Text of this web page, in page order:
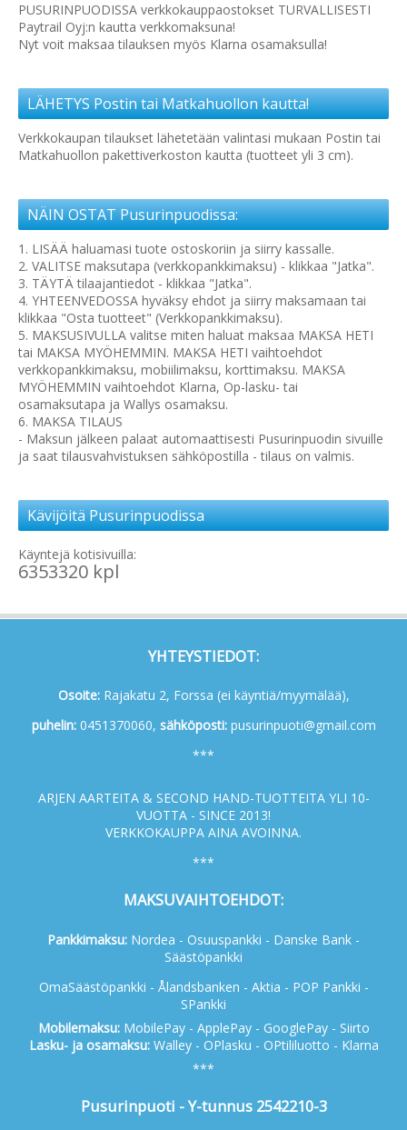
PUSURINPUODISSA verkkokauppaostokset TURVALLISESTI
Paytrail Oyj:n kautta verkkomaksuna!
Nyt voit maksaa tilauksen myös Klarna osamaksulla!
LÄHETYS Postin tai Matkahuollon kautta!
Verkkokaupan tilaukset lähetetään valintasi mukaan Postin tai
Matkahuollon pakettiverkoston kautta (tuotteet yli 3 cm).
NÄIN OSTAT Pusurinpuodissa:
1. LISÄÄ haluamasi tuote ostoskoriin ja siirry kassalle.
2. VALITSE maksutapa (verkkopankkimaksu) - klikkaa "Jatka".
3. TÄYTÄ tilaajantiedot - klikkaa "Jatka".
4. YHTEENVEDOSSA hyväksy ehdot ja siirry maksamaan tai
klikkaa "Osta tuotteet" (Verkkopankkimaksu).
5. MAKSUSIVULLA valitse miten haluat maksaa MAKSA HETI
tai MAKSA MYÖHEMMIN. MAKSA HETI vaihtoehdot
verkkopankkimaksu, mobiilimaksu, korttimaksu. MAKSA
MYÖHEMMIN vaihtoehdot Klarna, Op-lasku- tai
osamaksutapa ja Wallys osamaksu.
6. MAKSA TILAUS
- Maksun jälkeen palaat automaattisesti Pusurinpuodin sivuille
ja saat tilausvahvistuksen sähköpostilla - tilaus on valmis.
Kävijöitä Pusurinpuodissa
Käyntejä kotisivuilla:
6353320 kpl
YHTEYSTIEDOT:
Osoite:Rajakatu 2, Forssa (ei käyntiä/myymälää),
puhelin:0451370060, sähköposti:pusurinpuoti@gmail.com
***
ARJEN AARTEITA & SECOND HAND-TUOTTEITA YLI 10-
VUOTTA - SINCE 2013!
VERKKOKAUPPA AINA AVOINNA.
***
MAKSUVAIHTOEHDOT:
Pankkimaksu: Nordea - Osuuspankki - Danske Bank -
Säästöpankki
OmaSäästöpankki - Ålandsbanken - Aktia - POP Pankki -
SPankki
Mobilemaksu:MobilePay - ApplePay - GooglePay - Siirto
Lasku- ja osamaksu:Walley - OPlasku - OPtililuotto - Klarna
***
Pusurinpuoti - Y-tunnus 2542210-3